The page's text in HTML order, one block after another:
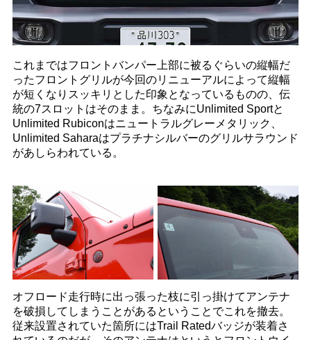
これまではフロントバンパー上部に被るぐらいの縦幅だ
ったフロントグリルが今回のリニューアルによって縦幅
が短くなりスッキリとした印象となっているものの、伝
統の7スロットはそのまま。ちなみにUnlimited Sportと
Unlimited Rubiconはニュートラルグレーメタリック、
Unlimited Saharaはプラチナシルバーのグリルサラウンド
があしらわれている。
オフロード走行時に出っ張った枝に引っ掛けてアンテナ
を破損してしまうことがあるということでこれを撤去。
従来設置されていた箇所にはTrail Ratedバッジが装着さ